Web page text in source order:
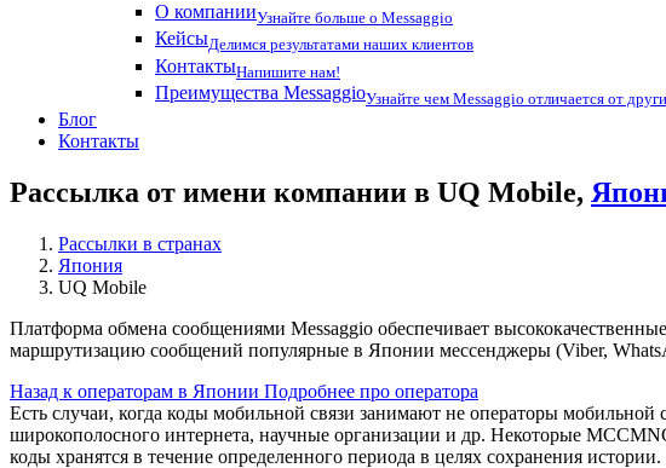
О компанииУзнайте больше о Messaggio
КейсыДелимся результатами наших клиентов
КонтактыНапишите нам!
Преимущества MessaggioУзнайте чем Messaggio отличается от
Блог
Контакты
Рассылка от имени компании в UQ Mobile,
Рассылки в странах
Япония
UQ Mobile
Платформа обмена сообщениями Messaggio обеспечивает
маршрутизацию сообщений популярные в Японии мессенджеры (Viber,
Назад к операторам в Японии Подробнее про оператора
Есть случаи, когда коды мобильной связи занимают не операторы
широкополосного интернета, научные организации и др. Некоторые
коды хранятся в течение определенного периода в целях сохранения истории.